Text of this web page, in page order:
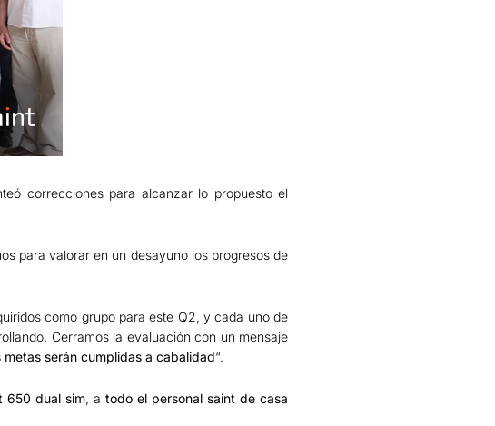
correcciones para alcanzar lo propuesto el
para valorar en un desayuno los progresos de
como grupo para este Q2, y cada uno de
Cerramos la evaluación con un mensaje
serán cumplidas a cabalidad“.
650 dual sim, a todo el personal saint de casa